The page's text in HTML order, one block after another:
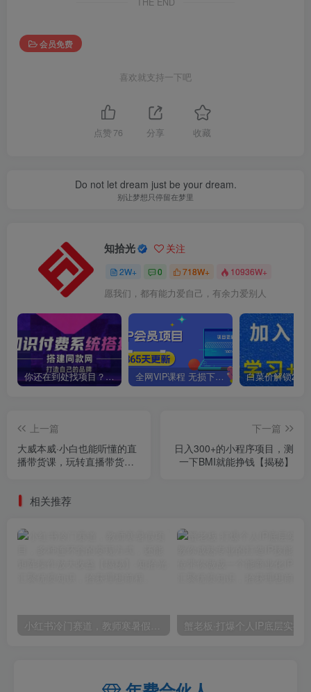
会员免费
喜欢就支持一下吧
点赞 76 分享 收藏
Do not let dream just be your dream.
别让梦想只停留在梦里
知拾光 关注
2W+ 0 718W+ 10936W+
愿我们，都有能力爱自己，有余力爱别人
你还在到处找项目？还在当韭菜？我靠卖项目一个月收入5万+，曾经我也是个失败者。 全网VIP课程 无损下载~
上一篇
大威本威·小白也能听懂的直
播带货课，玩转直播带货，
下一篇
日入300+的小程序项目，测
一下BMI就能挣钱【揭秘】
相关推荐
小红书冷门赛道，教师寒暑假项目，多种连环套的变现方式，还能矩阵操作放大收益【揭秘】